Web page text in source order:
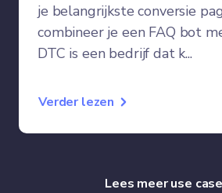
je belangrijkste conversie
combineer je een FAQ bot
DTC is een bedrijf dat k...
Verder lezen
Lees meer use